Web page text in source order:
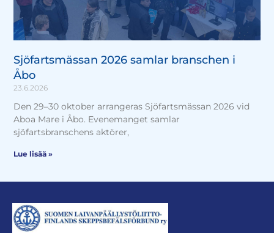
Sjöfartsmässan 2026 samlar branschen i
Åbo
23.6.2026
Den 29–30 oktober arrangeras Sjöfartsmässan 2026 vid
Aboa Mare i Åbo. Evenemanget samlar
sjöfartsbranschens aktörer,
Lue lisää »